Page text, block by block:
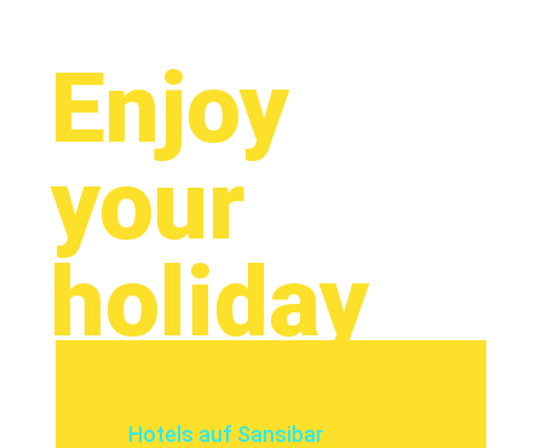
Enjoy
your
holiday
Hotels auf Sansibar